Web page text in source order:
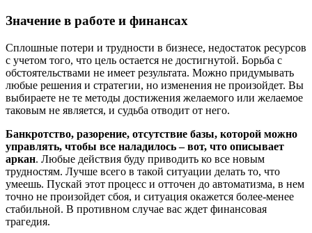
Значение в работе и финансах
Сплошные потери и трудности в бизнесе, недостаток ресурсов
с учетом того, что цель остается не достигнутой. Борьба с
обстоятельствами не имеет результата. Можно придумывать
любые решения и стратегии, но изменения не произойдет. Вы
выбираете не те методы достижения желаемого или желаемое
таковым не является, и судьба отводит от него.
Банкротство, разорение, отсутствие базы, которой можно
управлять, чтобы все наладилось – вот, что описывает
аркан. Любые действия буду приводить ко все новым
трудностям. Лучше всего в такой ситуации делать то, что
умеешь. Пускай этот процесс и отточен до автоматизма, в нем
точно не произойдет сбоя, и ситуация окажется более-менее
стабильной. В противном случае вас ждет финансовая
трагедия.